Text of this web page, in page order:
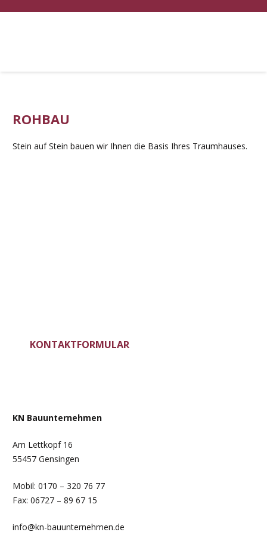
ROHBAU
Stein auf Stein bauen wir Ihnen die Basis Ihres Traumhauses.
KONTAKTFORMULAR
KN Bauunternehmen
Am Lettkopf 16
55457 Gensingen
Mobil: 0170 – 320 76 77
Fax: 06727 – 89 67 15
info@kn-bauunternehmen.de